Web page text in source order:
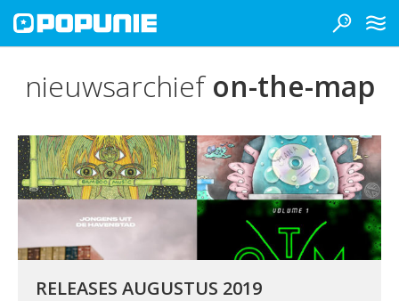
nieuwsarchiefon-the-map
RELEASES AUGUSTUS 2019